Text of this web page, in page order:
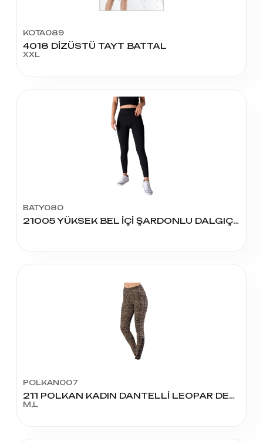
KOTA089
4018 DİZÜSTÜ TAYT BATTAL
XXL
BATY080
21005 YÜKSEK BEL İÇİ ŞARDONLU DALGIÇ KADIN TAYT
POLKAN007
211 POLKAN KADIN DANTELLİ LEOPAR DESEN TAYT
M,L